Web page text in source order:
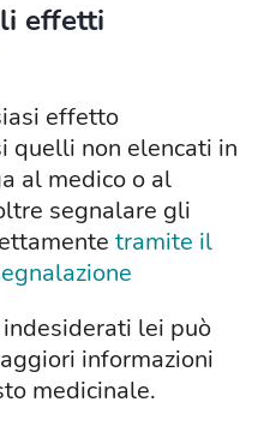
effetti
effetto
quelli non elencati in
al medico o al
segnalare gli
tramite il
lei può
informazioni
medicinale.